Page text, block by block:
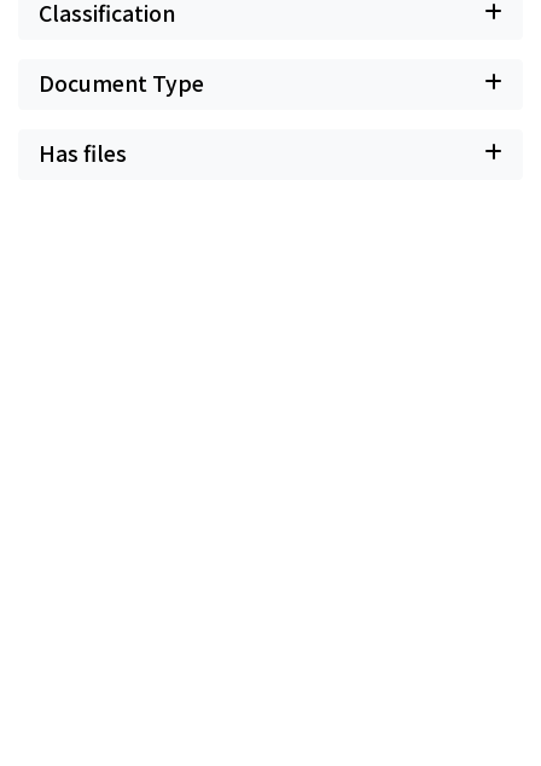
Classification
Document Type
Has files